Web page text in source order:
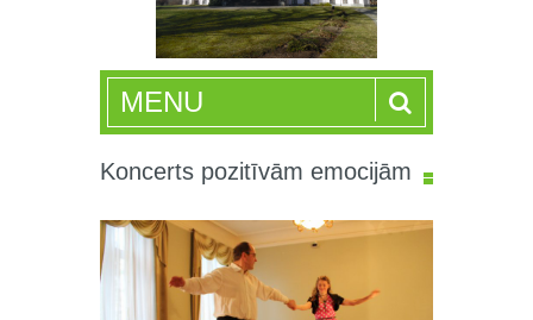
MENU
Koncerts pozitīvām emocijām